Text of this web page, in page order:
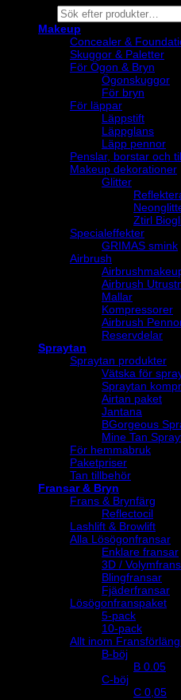
Products
search
Makeup
Concealer &
Skuggor & Paletter
För Ögon & Bryn
Ögonskuggor
För bryn
För läppar
Läppstift
Läppglans
Läpp pennor
Penslar, borstar och
Makeup dekorationer
Glitter
Ztirl
Specialeffekter
GRIMAS smink
Airbrush
Airbrush
Mallar
Kompressorer
Airbrush
Reservdelar
Spraytan
Spraytan produkter
Vätska för
Spraytan
Airtan paket
Jantana
BGorgeous
Mine Tan
För hemmabruk
Paketpriser
Tan tillbehör
Fransar & Bryn
Frans & Brynfärg
Reflectocil
Lashlift & Browlift
Alla Lösögonfransar
Enklare fransar
3D /
Blingfransar
Fjäderfransar
Lösögonfranspaket
5-pack
10-pack
Allt inom
B-böj
B 0.05
C-böj
C 0,05